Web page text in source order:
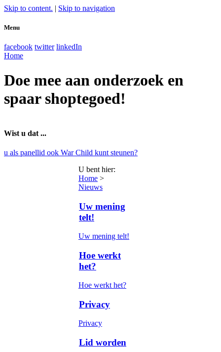
Skip to content. | Skip to navigation
Menu
facebook twitter linkedIn
Home
Doe mee aan onderzoek en
spaar shoptegoed!
Wist u dat ...
u als panellid ook War Child kunt steunen?
U bent hier:
Home >
Nieuws
Uw mening
telt!
Uw mening telt!
Hoe werkt
het?
Hoe werkt het?
Privacy
Privacy
Lid worden